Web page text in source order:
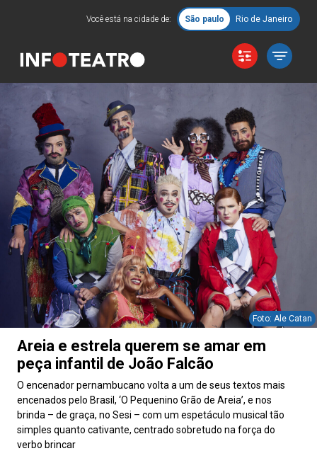
Você está na cidade de: São paulo Rio de Janeiro
Foto: Ale Catan
Areia e estrela querem se amar em
peça infantil de João Falcão
O encenador pernambucano volta a um de seus textos mais
encenados pelo Brasil, ‘O Pequenino Grão de Areia’, e nos
brinda – de graça, no Sesi – com um espetáculo musical tão
simples quanto cativante, centrado sobretudo na força do
verbo brincar